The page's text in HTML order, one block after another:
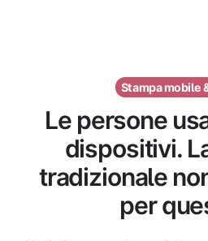
Stampa mobile
Le persone
dispositivi.
tradizionale
per